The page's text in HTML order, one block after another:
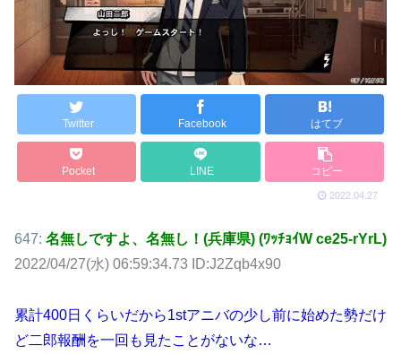
Twitter Facebook はてブ
Pocket LINE コピー
2022.04.27
647: 名無しですよ、名無し！(兵庫県) (ﾜｯﾁｮｲW ce25-rYrL)
2022/04/27(水) 06:59:34.73 ID:J2Zqb4x90
累計400日くらいだから1stアニバの少し前に始めた勢だけ
ど二郎報酬を一回も見たことがないな…